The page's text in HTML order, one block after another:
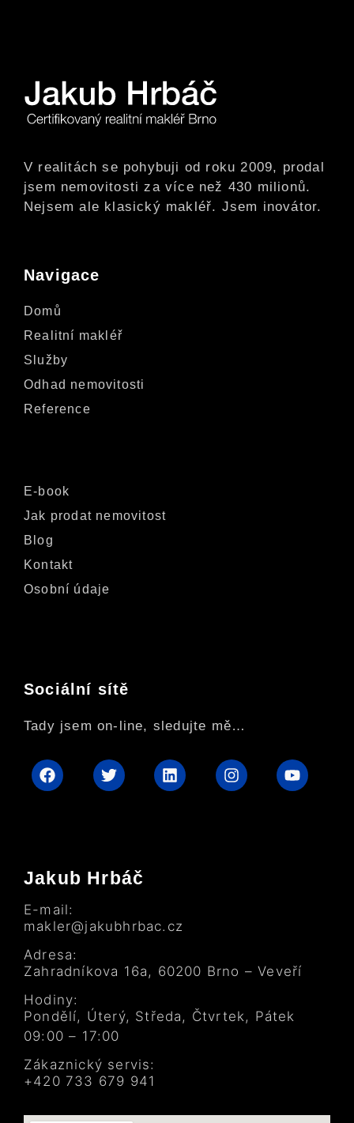
V realitách se pohybuji od roku 2009, prodal
jsem nemovitosti za více než 430 milionů.
Nejsem ale klasický makléř. Jsem inovátor.
Navigace
Domů
Realitní makléř
Služby
Odhad nemovitosti
Reference
E-book
Jak prodat nemovitost
Blog
Kontakt
Osobní údaje
Sociální sítě
Tady jsem on-line, sledujte mě…
Jakub Hrbáč
E-mail:
makler@jakubhrbac.cz
Adresa:
Zahradníkova 16a, 60200 Brno – Veveří
Hodiny:
Pondělí, Úterý, Středa, Čtvrtek, Pátek
09:00 – 17:00
Zákaznický servis:
+420 733 679 941